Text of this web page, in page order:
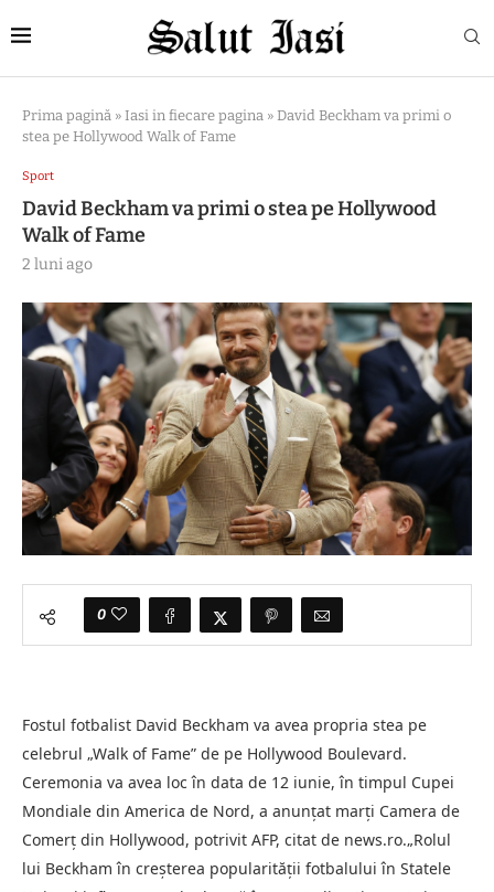
Prima pagină » Iasi in fiecare pagina » David Beckham va primi o
stea pe Hollywood Walk of Fame
Sport
David Beckham va primi o stea pe Hollywood
Walk of Fame
2 luni ago
0
Fostul fotbalist David Beckham va avea propria stea pe
celebrul „Walk of Fame” de pe Hollywood Boulevard.
Ceremonia va avea loc în data de 12 iunie, în timpul Cupei
Mondiale din America de Nord, a anunţat marţi Camera de
Comerţ din Hollywood, potrivit AFP, citat de news.ro.„Rolul
lui Beckham în creşterea popularităţii fotbalului în Statele